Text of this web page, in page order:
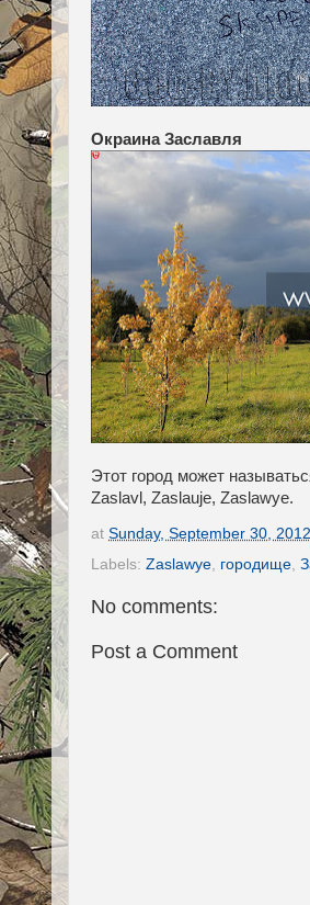
Окраина Заславля
Этот город может
Zaslavl, Zaslauje, Zaslawye.
at Sunday, September 30, 2012
Labels: Zaslawye городище
No comments:
Post a Comment